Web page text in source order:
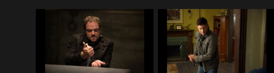
ーンに告げるのだった。だがサムを救いた
いディーンは地上の天使全員に向けてSOS
を発信し、その呼びかけに応えてエゼキエ
ルという天使が現れる。
ディーンはケビンと再会するが、ケビンは
宿敵クラウリーを見て凍りつく。激怒する
ケビンに、兄弟は悪魔を一掃するためにク
ラウリーを生かしておく必要があると言
い…。